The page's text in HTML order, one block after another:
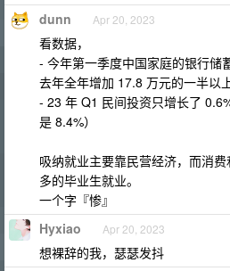
dunn Apr 20, 2023
看数据，
- 今年第一季度中国家庭的银行储
去年全年增加 17.8 万元的一半以上
- 23 年 Q1 民间投资只增长了
是 8.4%）
吸纳就业主要靠民营经济，而消
多的毕业生就业。
一个字『惨』
Hyxiao Apr 20, 2023
想裸辞的我，瑟瑟发抖